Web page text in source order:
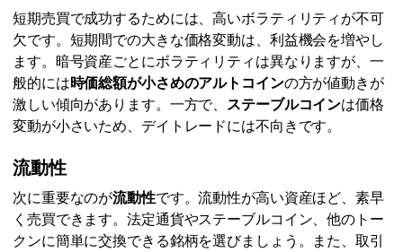
短期売買で成功するためには、高いボラティリティが不可
欠です。短期間での大きな価格変動は、利益機会を増やし
ます。暗号資産ごとにボラティリティは異なりますが、一
般的には時価総額が小さめのアルトコインの方が値動きが
激しい傾向があります。一方で、 ステーブルコインは価格
変動が小さいため、デイトレードには不向きです。
流動性
次に重要なのが流動性です。流動性が高い資産ほど、素早
く売買できます。法定通貨やステーブルコイン、他のトー
クンに簡単に交換できる銘柄を選びましょう。また、取引